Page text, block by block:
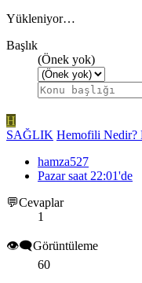
Yükleniyor…
Başlık
(Önek yok)
H
SAĞLIK Hemofili Nedir?
hamza527
Pazar saat 22:01'de
💬Cevaplar
1
👁️‍🗨️Görüntüleme
60